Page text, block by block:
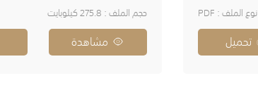
نوع الملف : PDF
تحميل
حجم الملف : 275.8 كيلوبايت
مشاهدة